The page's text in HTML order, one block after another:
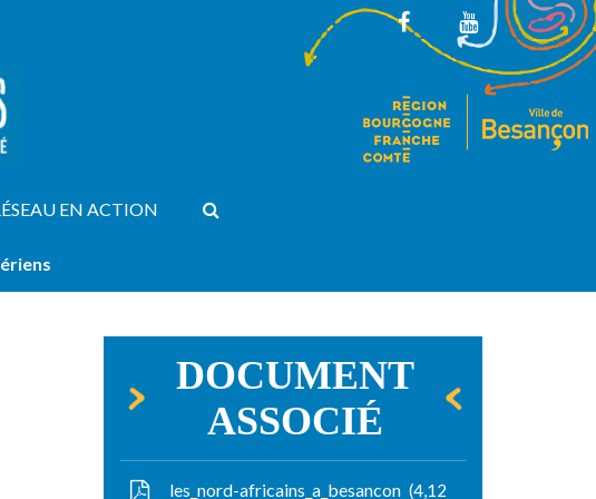
vers
compte
Facebook
Lien
la
chaîne
EN ACTION
DOCUMENT
ASSOCIÉ
les_nord-africains_a_besancon 4,12